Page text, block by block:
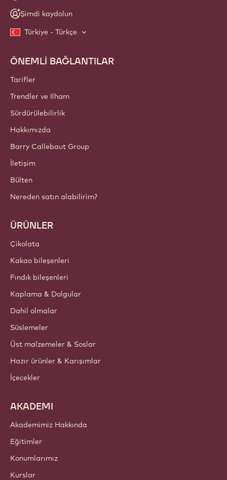
Şimdi kaydolun
Türkiye - Türkçe
Footer
Callebaut
ÖNEMLİ BAĞLANTILAR
Tarifler
Trendler ve Ilham
Sürdürülebilirlik
Hakkımızda
Barry Callebaut Group
İletişim
Bülten
Nereden satın alabilirim?
ÜRÜNLER
Çikolata
Kakao bileşenleri
Fındık bileşenleri
Kaplama & Dolgular
Dahil olmalar
Süslemeler
Üst malzemeler & Soslar
Hazır ürünler & Karışımlar
İçecekler
AKADEMI
Akademimiz Hakkında
Eğitimler
Konumlarımız
Kurslar